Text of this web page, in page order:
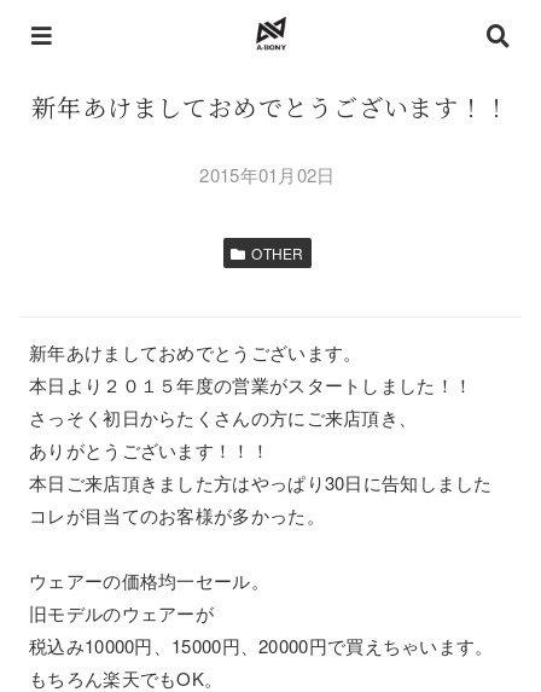
新年あけましておめでとうございます！！
2015年01月02日
OTHER
新年あけましておめでとうございます。
本日より２０１５年度の営業がスタートしました！！
さっそく初日からたくさんの方にご来店頂き、
ありがとうございます！！！
本日ご来店頂きました方はやっぱり30日に告知しました
コレが目当てのお客様が多かった。
ウェアーの価格均一セール。
旧モデルのウェアーが
税込み10000円、15000円、20000円で買えちゃいます。
もちろん楽天でもOK。